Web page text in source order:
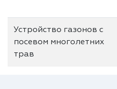
Устройство газонов с
посевом многолетних
трав